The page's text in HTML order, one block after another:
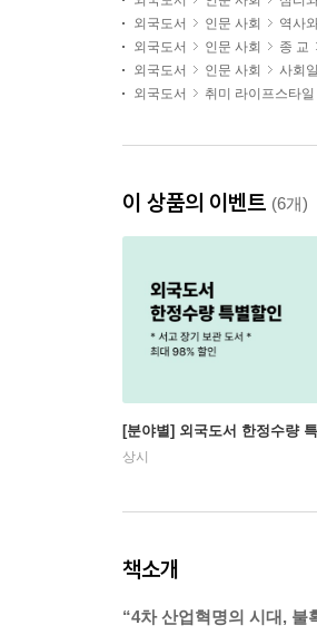
외국도서
인문 사회 역사
외국도서
인문 사회 종 교
외국도서
인문 사회 사회
외국도서
취미 라이프스타일
이 상품의 이벤트 (6개)
[분야별] 외국도서 한정수량
상시
책소개
“4차 산업혁명의 시대, 불